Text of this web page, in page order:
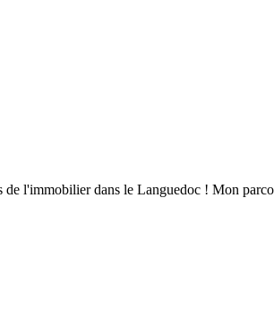
de l'immobilier dans le Languedoc ! Mon